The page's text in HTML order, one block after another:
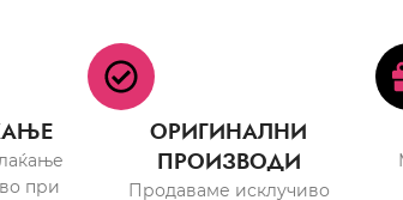
при
ОРИГИНАЛНИ
ПРОИЗВОДИ
Продаваме исклучиво